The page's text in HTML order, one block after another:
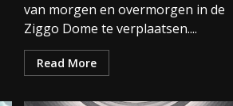
van morgen en overmorgen in de
Ziggo Dome te verplaatsen....
Read More